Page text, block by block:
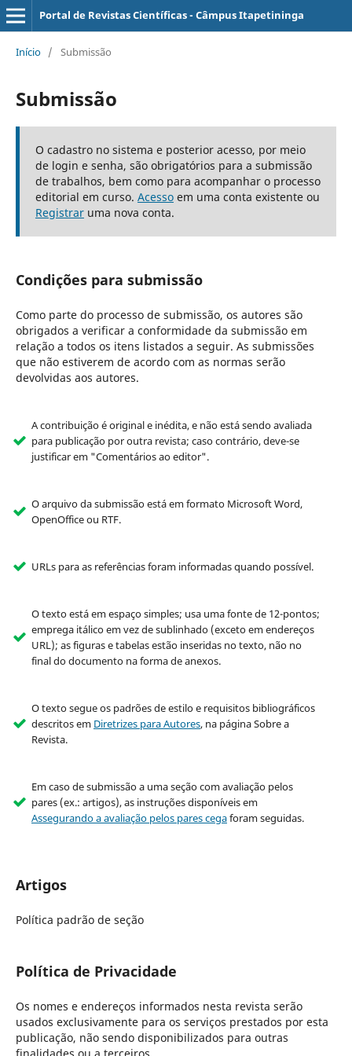
Portal de Revistas Científicas - Câmpus Itapetininga
Início / Submissão
Submissão
O cadastro no sistema e posterior acesso, por meio
de login e senha, são obrigatórios para a submissão
de trabalhos, bem como para acompanhar o processo
editorial em curso. Acessoem uma conta existente ou
Registraruma nova conta.
Condições para submissão
Como parte do processo de submissão, os autores são
obrigados a verificar a conformidade da submissão em
relação a todos os itens listados a seguir. As submissões
que não estiverem de acordo com as normas serão
devolvidas aos autores.
A contribuição é original e inédita, e não está sendo avaliada
para publicação por outra revista; caso contrário, deve-se
justificar em "Comentários ao editor".
O arquivo da submissão está em formato Microsoft Word,
OpenOffice ou RTF.
URLs para as referências foram informadas quando possível.
O texto está em espaço simples; usa uma fonte de 12-pontos;
emprega itálico em vez de sublinhado (exceto em endereços
URL); as figuras e tabelas estão inseridas no texto, não no
final do documento na forma de anexos.
O texto segue os padrões de estilo e requisitos bibliográficos
descritos em Diretrizes para Autores, na página Sobre a
Revista.
Em caso de submissão a uma seção com avaliação pelos
pares (ex.: artigos), as instruções disponíveis em
Assegurando a avaliação pelos pares cegaforam seguidas.
Artigos
Política padrão de seção
Política de Privacidade
Os nomes e endereços informados nesta revista serão
usados exclusivamente para os serviços prestados por esta
publicação, não sendo disponibilizados para outras